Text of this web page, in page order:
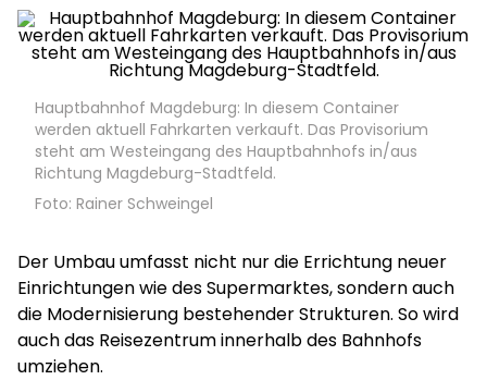
Hauptbahnhof Magdeburg: In diesem Container
werden aktuell Fahrkarten verkauft. Das Provisorium
steht am Westeingang des Hauptbahnhofs in/aus
Richtung Magdeburg-Stadtfeld.
Foto: Rainer Schweingel
Der Umbau umfasst nicht nur die Errichtung neuer
Einrichtungen wie des Supermarktes, sondern auch
die Modernisierung bestehender Strukturen. So wird
auch das Reisezentrum innerhalb des Bahnhofs
umziehen.